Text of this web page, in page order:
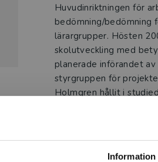
Information
Begränsad
Huvudinriktningen för
bedömning/bedömning
lärargrupper. Hösten
skolutveckling med
planerade införandet
styrgruppen för
Holmgren hållit i